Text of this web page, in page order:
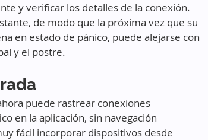
y verificar los detalles de la conexión.
de modo que la próxima vez que su
en estado de pánico, puede alejarse con
y el postre.
puede rastrear conexiones
en la aplicación, sin navegación
fácil incorporar dispositivos desde